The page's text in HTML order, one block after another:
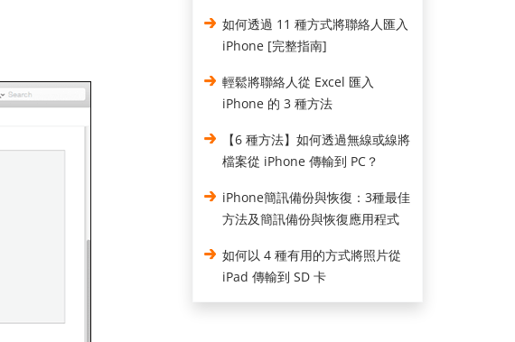
如何透過 11 種方式將聯絡人匯入
iPhone [完整指南]
輕鬆將聯絡人從 Excel 匯入
iPhone 的 3 種方法
【6 種方法】如何透過無線或線將
檔案從 iPhone 傳輸到 PC？
iPhone簡訊備份與恢復：3種最佳
方法及簡訊備份與恢復應用程式
如何以 4 種有用的方式將照片從
iPad 傳輸到 SD 卡